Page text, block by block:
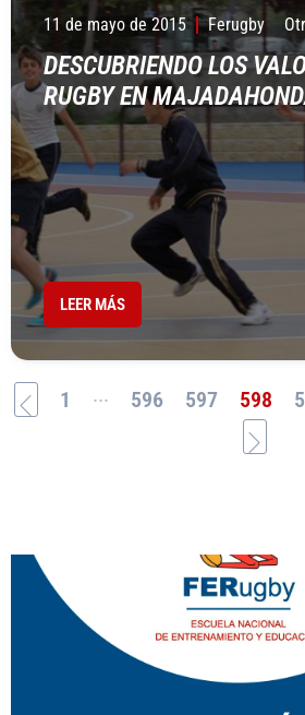
11 de mayo de 2015 Ferugby
DESCUBRIENDO LOS
RUGBY EN
LEER MÁS
1 ... 596 597 598